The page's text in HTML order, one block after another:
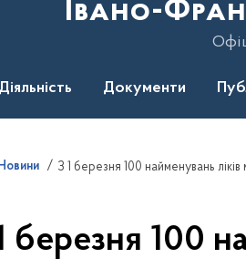
Івано-
Діяльність Документи
З 1 березня 100 найменувань
березня 100